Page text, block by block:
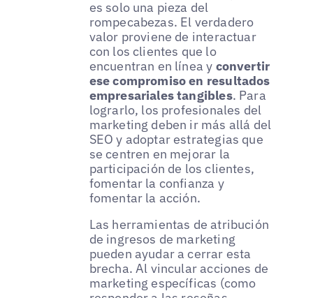
es solo una pieza del
rompecabezas. El verdadero
valor proviene de interactuar
con los clientes que lo
encuentran en línea y convertir
ese compromiso en resultados
empresariales tangibles. Para
lograrlo, los profesionales del
marketing deben ir más allá del
SEO y adoptar estrategias que
se centren en mejorar la
participación de los clientes,
fomentar la confianza y
fomentar la acción.
Las herramientas de atribución
de ingresos de marketing
pueden ayudar a cerrar esta
brecha. Al vincular acciones de
marketing específicas (como